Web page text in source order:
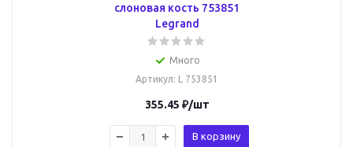
слоновая кость 753851
Legrand
Много
Артикул: L 753851
355.45 ₽/шт
В корзину